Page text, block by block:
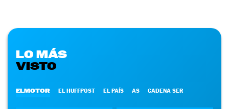
LO MÁS
VISTO
ELMOTOR EL HUFFPOST EL PAÍS AS CADENA SER